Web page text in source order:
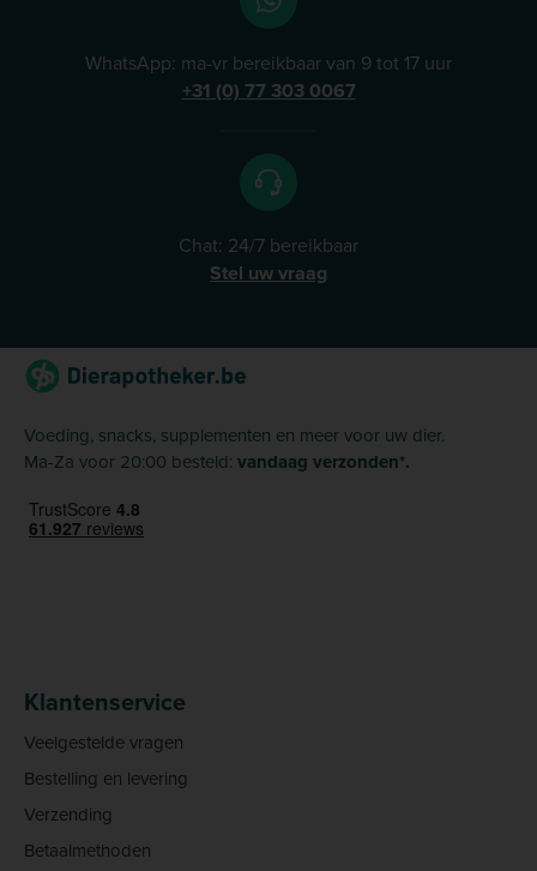
WhatsApp: ma-vr bereikbaar van 9 tot 17 uur
+31 (0) 77 303 0067
Chat: 24/7 bereikbaar
Stel uw vraag
Voeding, snacks, supplementen en meer voor uw dier.
Ma-Za voor 20:00 besteld: vandaag verzonden*.
Klantenservice
Veelgestelde vragen
Bestelling en levering
Verzending
Betaalmethoden